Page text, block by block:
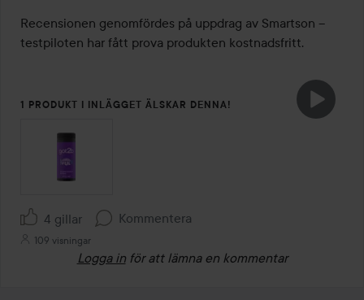
Recensionen genomfördes på uppdrag av Smartson –
testpiloten har fått prova produkten kostnadsfritt.
1 PRODUKT I INLÄGGET ÄLSKAR DENNA!
4 gillar Kommentera
109 visningar
Logga in för att lämna en kommentar